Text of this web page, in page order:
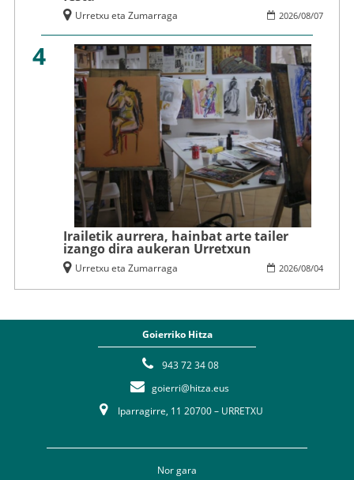
2026/08/07
Urretxu eta Zumarraga
4
Irailetik aurrera, hainbat arte tailer
izango dira aukeran Urretxun
2026/08/04
Urretxu eta Zumarraga
Goierriko Hitza
943 72 34 08
goierri@hitza.eus
Iparragirre, 11 20700 – URRETXU
Nor gara